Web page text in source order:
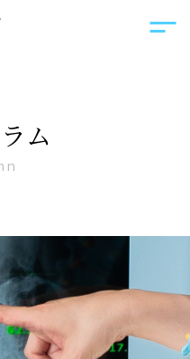
ム